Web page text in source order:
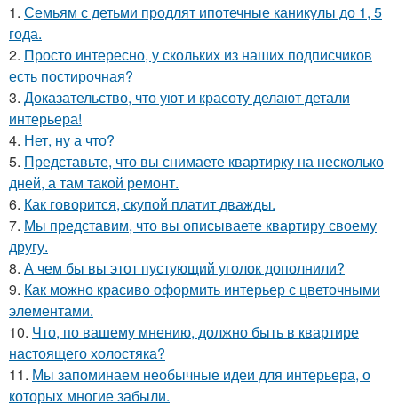
1. Семьям с детьми продлят ипотечные каникулы до 1, 5
года.
2. Просто интересно, у скольких из наших подписчиков
есть постирочная?
3. Доказательство, что уют и красоту делают детали
интерьера!
4. Нет, ну а что?
5. Представьте, что вы снимаете квартирку на несколько
дней, а там такой ремонт.
6. Как говорится, скупой платит дважды.
7. Мы представим, что вы описываете квартиру своему
другу.
8. А чем бы вы этот пустующий уголок дополнили?
9. Как можно красиво оформить интерьер с цветочными
элементами.
10. Что, по вашему мнению, должно быть в квартире
настоящего холостяка?
11. Мы запоминаем необычные идеи для интерьера, о
которых многие забыли.